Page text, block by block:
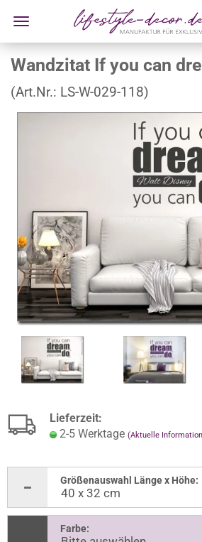
Wandzitat If you can
(Art.Nr.: LS-W-029-118)
Lieferzeit:
2-5 Werktage (Aktuelle
Größenauswahl Länge x Höhe:
Farbe: